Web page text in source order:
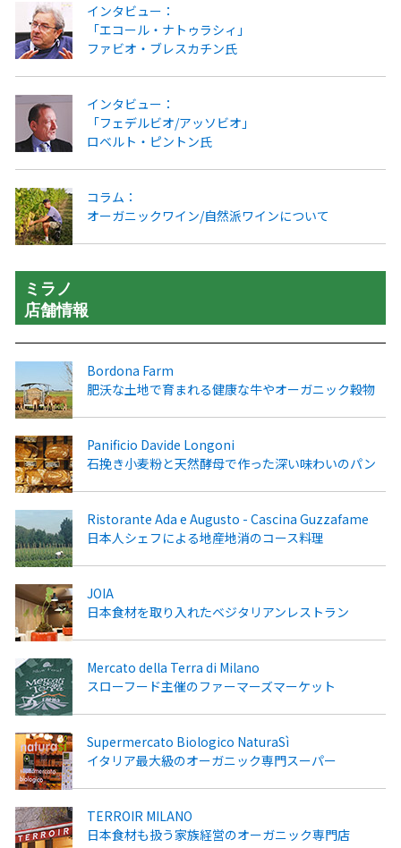
インタビュー：
「エコール・ナトゥラシィ」
ファビオ・ブレスカチン氏
インタビュー：
「フェデルビオ/アッソビオ」
ロベルト・ピントン氏
コラム：
オーガニックワイン/自然派ワインについて
ミラノ
店舗情報
Bordona Farm
肥沃な土地で育まれる健康な牛やオーガニック穀物
Panificio Davide Longoni
石挽き小麦粉と天然酵母で作った深い味わいのパン
Ristorante Ada e Augusto - Cascina Guzzafame
日本人シェフによる地産地消のコース料理
JOIA
日本食材を取り入れたベジタリアンレストラン
Mercato della Terra di Milano
スローフード主催のファーマーズマーケット
Supermercato Biologico NaturaSì
イタリア最大級のオーガニック専門スーパー
TERROIR MILANO
日本食材も扱う家族経営のオーガニック専門店